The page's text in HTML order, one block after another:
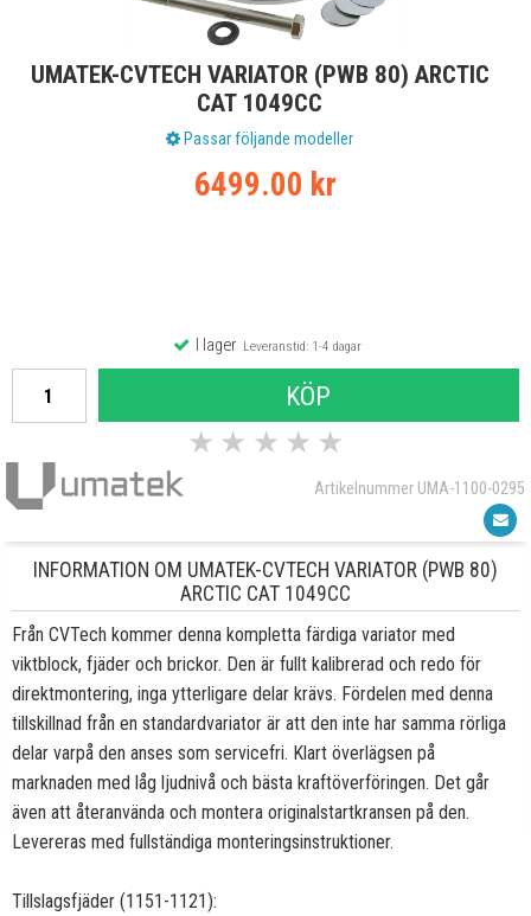
UMATEK-CVTECH VARIATOR (PWB 80) ARCTIC
CAT 1049CC
Passar följande modeller
6499.00 kr
I lagerLeveranstid: 1-4 dagar
KÖP
★ ★ ★ ★ ★
Artikelnummer UMA-1100-0295
INFORMATION OM UMATEK-CVTECH VARIATOR (PWB 80)
ARCTIC CAT 1049CC
Från CVTech kommer denna kompletta färdiga variator med
viktblock, fjäder och brickor. Den är fullt kalibrerad och redo för
direktmontering, inga ytterligare delar krävs. Fördelen med denna
tillskillnad från en standardvariator är att den inte har samma rörliga
delar varpå den anses som servicefri. Klart överlägsen på
marknaden med låg ljudnivå och bästa kraftöverföringen. Det går
även att återanvända och montera originalstartkransen på den.
Levereras med fullständiga monteringsinstruktioner.
Tillslagsfjäder (1151-1121):